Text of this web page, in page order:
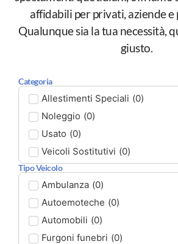
affidabili per privati, aziende e
Qualunque sia la tua necessità,
giusto.
Categoria
Allestimenti Speciali (0)
Noleggio (0)
Usato (0)
Veicoli Sostitutivi (0)
Tipo Veicolo
Ambulanza (0)
Autoemoteche (0)
Automobili (0)
Furgoni funebri (0)